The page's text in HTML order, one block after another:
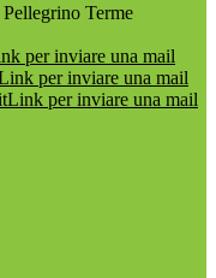
Terme
per inviare una mail
per inviare una mail
Link per inviare una mail